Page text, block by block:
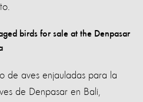
de aves enjauladas para la
de Denpasar en Bali,